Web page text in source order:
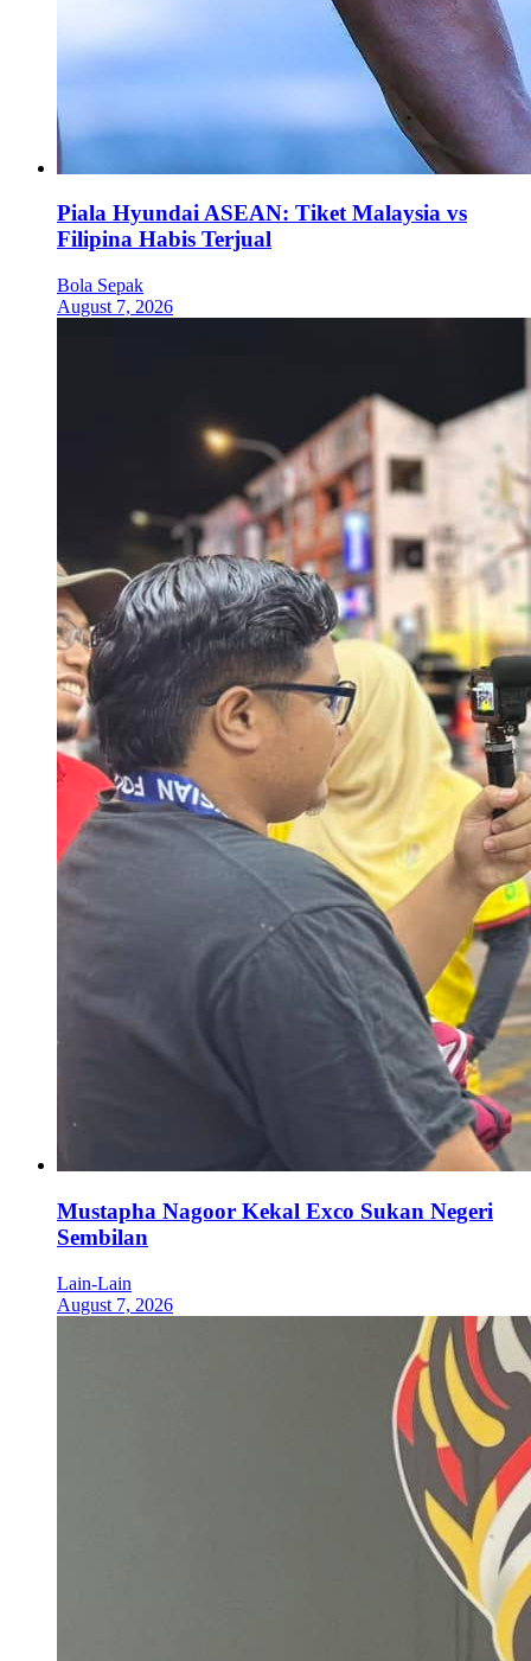
Piala Hyundai ASEAN: Tiket Malaysia vs
Filipina Habis Terjual
Bola Sepak
August 7, 2026
Mustapha Nagoor Kekal Exco Sukan Negeri
Sembilan
Lain-Lain
August 7, 2026